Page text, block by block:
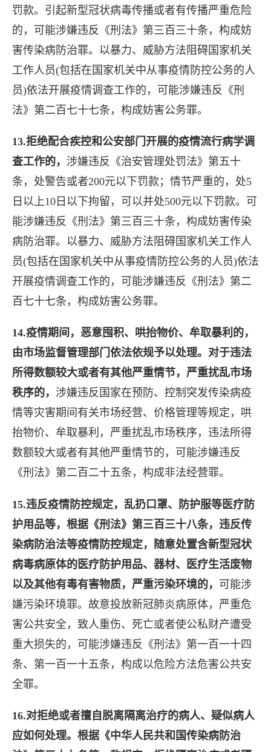
罚款。引起新型冠状病毒传播或者有传播严重危险
的，可能涉嫌违反《刑法》第三百三十条，构成妨
害传染病防治罪。以暴力、威胁方法阻碍国家机关
工作人员(包括在国家机关中从事疫情防控公务的人
员)依法开展疫情调查工作的，可能涉嫌违反《刑
法》第二百七十七条，构成妨害公务罪。
13.拒绝配合疾控和公安部门开展的疫情流行病学调
查工作的， 涉嫌违反《治安管理处罚法》第五十
条，处警告或者200元以下罚款；情节严重的，处5
日以上10日以下拘留，可以并处500元以下罚款。可
能涉嫌违反《刑法》第三百三十条，构成妨害传染
病防治罪。以暴力、威胁方法阻碍国家机关工作人
员(包括在国家机关中从事疫情防控公务的人员)依法
开展疫情调查工作的，可能涉嫌违反《刑法》第二
百七十七条，构成妨害公务罪。
14.疫情期间，恶意囤积、哄抬物价、牟取暴利的，
由市场监督管理部门依法依规予以处理。对于违法
所得数额较大或者有其他严重情节，严重扰乱市场
秩序的， 涉嫌违反国家在预防、控制突发传染病疫
情等灾害期间有关市场经营、价格管理等规定，哄
抬物价、牟取暴利，严重扰乱市场秩序，违法所得
数额较大或者有其他严重情节的，可能涉嫌违反
《刑法》第二百二十五条，构成非法经营罪。
15.违反疫情防控规定，乱扔口罩、防护服等医疗防
护用品等，根据《刑法》第三百三十八条，违反传
染病防治法等疫情防控规定，随意处置含新型冠状
病毒病原体的医疗防护用品、器材、医疗生活废物
以及其他有毒有害物质，严重污染环境的， 可能涉
嫌污染环境罪。故意投放新冠肺炎病原体，严重危
害公共安全，致人重伤、死亡或者使公私财产遭受
重大损失的，可能涉嫌违反《刑法》第一百一十四
条、第一百一十五条，构成以危险方法危害公共安
全罪。
16.对拒绝或者擅自脱离隔离治疗的病人、疑似病人
应如何处理。根据《中华人民共和国传染病防治